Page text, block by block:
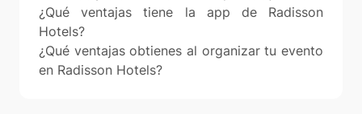
¿Qué ventajas tiene la app de Radisson
Hotels?
¿Qué ventajas obtienes al organizar tu evento
en Radisson Hotels?